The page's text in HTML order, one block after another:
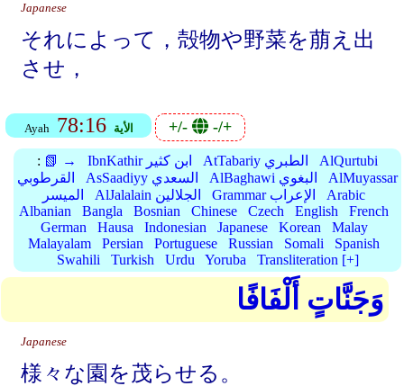
Japanese
それによって，殻物や野菜を萠え出
させ，
Ayah 78:16 الأية +/- -/+
: 📗 → IbnKathir ابن كثير AtTabariy الطبري
AlQurtubi
القرطوبي
AsSaadiyy السعدي AlBaghawi البغوي
AlMuyassar
الميسر
AlJalalain الجلالين Grammar الإعراب
Arabic
Albanian
Bangla Bosnian Chinese Czech English
French
German
Hausa Indonesian Japanese Korean
Malay
Malayalam
Persian Portuguese Russian Somali
Spanish
Swahili
Turkish Urdu Yoruba Transliteration [+]
وَجَنَّاتٍ أَلْفَافًا
Japanese
様々な園を茂らせる。